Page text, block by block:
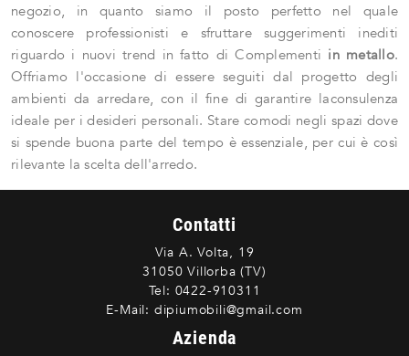
negozio, in quanto siamo il posto perfetto nel quale
conoscere professionisti e sfruttare suggerimenti inediti
riguardo i nuovi trend in fatto di Complementi in metallo.
Offriamo l'occasione di essere seguiti dal progetto degli
ambienti da arredare, con il fine di garantire laconsulenza
ideale per i desideri personali. Stare comodi negli spazi dove
si spende buona parte del tempo è essenziale, per cui è così
rilevante la scelta dell'arredo.
Contatti
Via A. Volta, 19
31050 Villorba (TV)
Tel: 0422-910311
E-Mail: dipiumobili@gmail.com
Azienda